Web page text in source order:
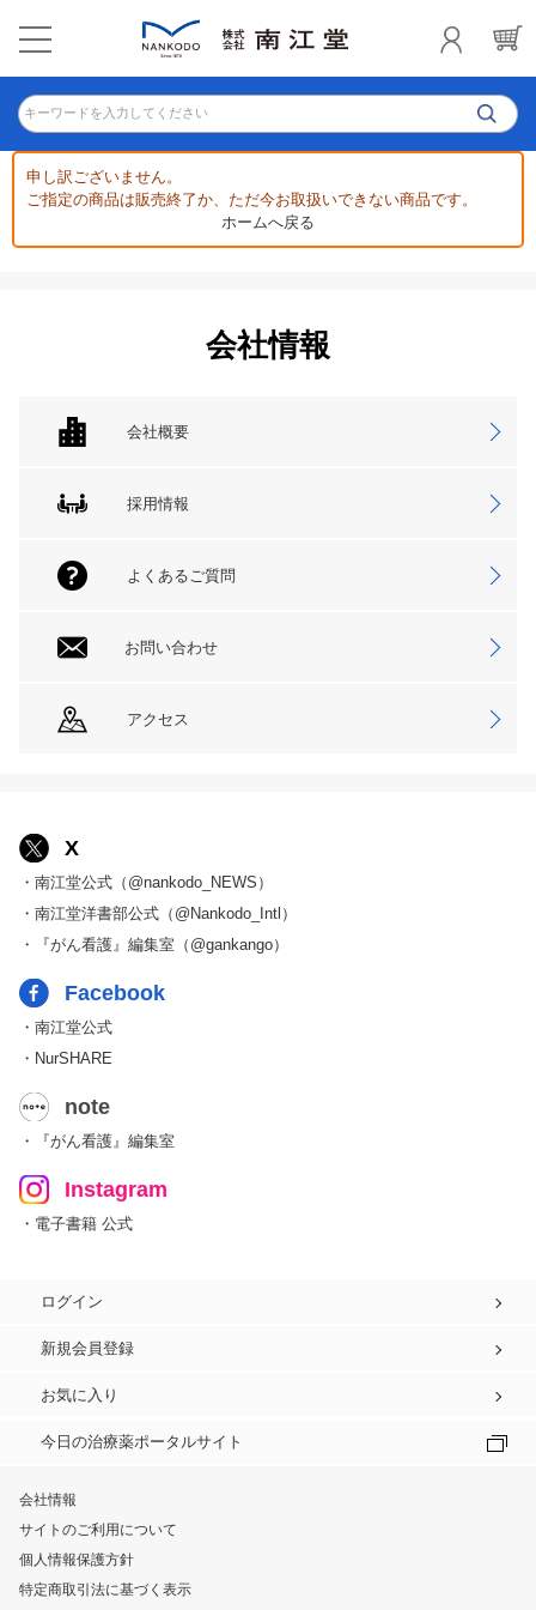
キーワードを入力してください
申し訳ございません。
ご指定の商品は販売終了か、ただ今お取扱いできない商品です。
ホームへ戻る
会社情報
会社概要
採用情報
よくあるご質問
お問い合わせ
アクセス
X
・南江堂公式（@nankodo_NEWS）
・南江堂洋書部公式（@Nankodo_Intl）
・『がん看護』編集室（@gankango）
Facebook
・南江堂公式
・NurSHARE
note
・『がん看護』編集室
Instagram
・電子書籍 公式
ログイン
新規会員登録
お気に入り
今日の治療薬ポータルサイト
会社情報
サイトのご利用について
個人情報保護方針
特定商取引法に基づく表示